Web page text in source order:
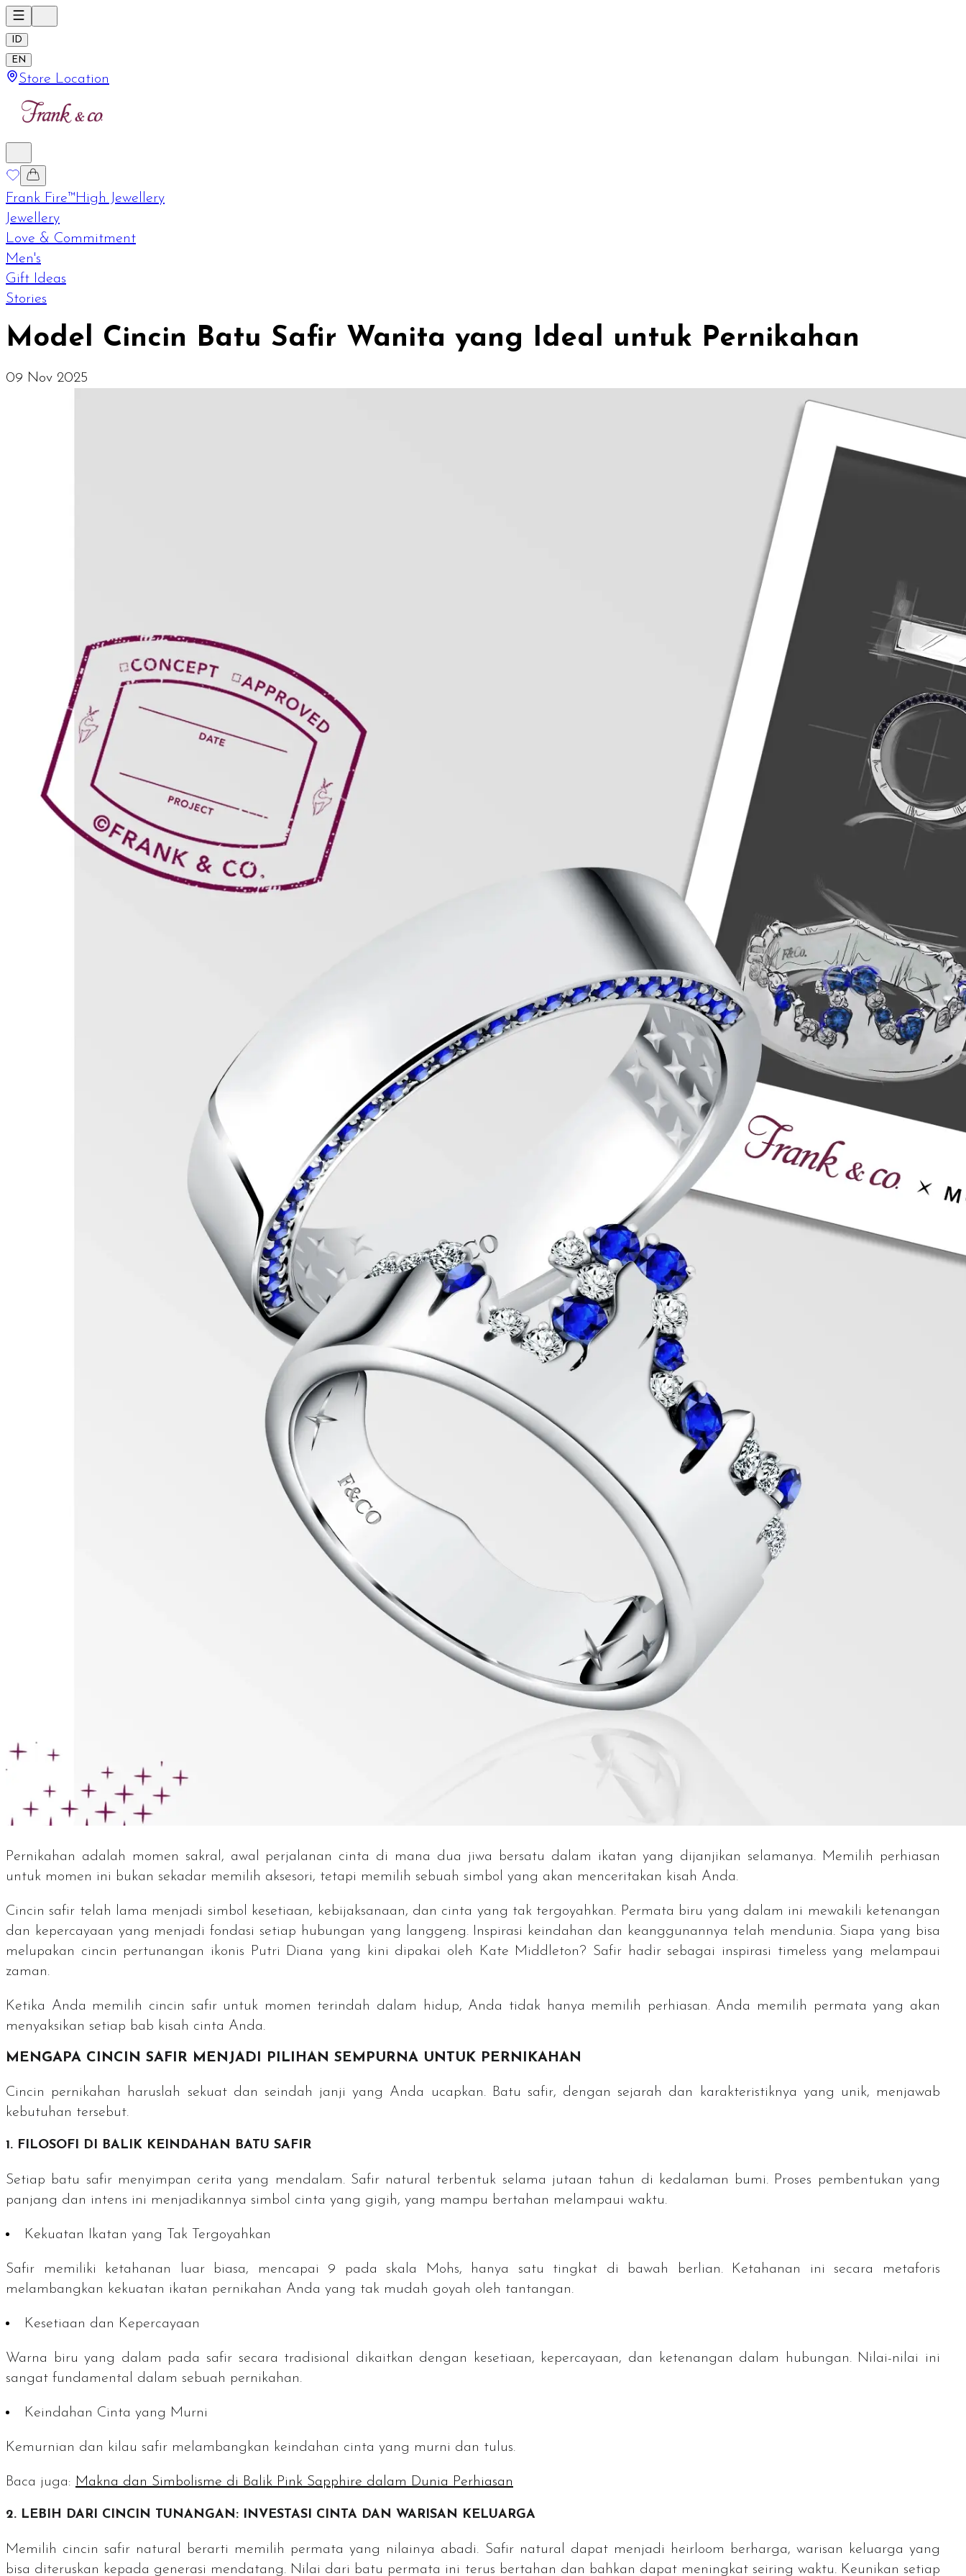
ID
EN
Store Location
Frank Fire™High Jewellery
Jewellery
Love & Commitment
Men's
Gift Ideas
Stories
Model Cincin Batu Safir Wanita yang Ideal untuk Pernikahan
09 Nov 2025
Pernikahan adalah momen sakral, awal perjalanan cinta di mana dua jiwa bersatu dalam ikatan yang dijanjikan selamanya. Memilih perhiasan
untuk momen ini bukan sekadar memilih aksesori, tetapi memilih sebuah simbol yang akan menceritakan kisah Anda.
Cincin safir telah lama menjadi simbol kesetiaan, kebijaksanaan, dan cinta yang tak tergoyahkan. Permata biru yang dalam ini mewakili ketenangan
dan kepercayaan yang menjadi fondasi setiap hubungan yang langgeng. Inspirasi keindahan dan keanggunannya telah mendunia. Siapa yang bisa
melupakan cincin pertunangan ikonis Putri Diana yang kini dipakai oleh Kate Middleton? Safir hadir sebagai inspirasi timeless yang melampaui
zaman.
Ketika Anda memilih cincin safir untuk momen terindah dalam hidup, Anda tidak hanya memilih perhiasan. Anda memilih permata yang akan
menyaksikan setiap bab kisah cinta Anda.
MENGAPA CINCIN SAFIR MENJADI PILIHAN SEMPURNA UNTUK PERNIKAHAN
Cincin pernikahan haruslah sekuat dan seindah janji yang Anda ucapkan. Batu safir, dengan sejarah dan karakteristiknya yang unik, menjawab
kebutuhan tersebut.
1. FILOSOFI DI BALIK KEINDAHAN BATU SAFIR
Setiap batu safir menyimpan cerita yang mendalam. Safir natural terbentuk selama jutaan tahun di kedalaman bumi. Proses pembentukan yang
panjang dan intens ini menjadikannya simbol cinta yang gigih, yang mampu bertahan melampaui waktu.
Kekuatan Ikatan yang Tak Tergoyahkan
Safir memiliki ketahanan luar biasa, mencapai 9 pada skala Mohs, hanya satu tingkat di bawah berlian. Ketahanan ini secara metaforis
melambangkan kekuatan ikatan pernikahan Anda yang tak mudah goyah oleh tantangan.
Kesetiaan dan Kepercayaan
Warna biru yang dalam pada safir secara tradisional dikaitkan dengan kesetiaan, kepercayaan, dan ketenangan dalam hubungan. Nilai-nilai ini
sangat fundamental dalam sebuah pernikahan.
Keindahan Cinta yang Murni
Kemurnian dan kilau safir melambangkan keindahan cinta yang murni dan tulus.
Baca juga: Makna dan Simbolisme di Balik Pink Sapphire dalam Dunia Perhiasan
2. LEBIH DARI CINCIN TUNANGAN: INVESTASI CINTA DAN WARISAN KELUARGA
Memilih cincin safir natural berarti memilih permata yang nilainya abadi. Safir natural dapat menjadi heirloom berharga, warisan keluarga yang
bisa diteruskan kepada generasi mendatang. Nilai dari batu permata ini terus bertahan dan bahkan dapat meningkat seiring waktu. Keunikan setiap